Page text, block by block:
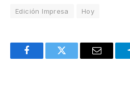
Edición Impresa Hoy
FacebookTwitter Email